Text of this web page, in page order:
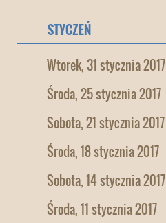
STYCZEŃ
Wtorek, 31 stycznia 2017
Środa, 25 stycznia 2017
Sobota, 21 stycznia 2017
Środa, 18 stycznia 2017
Sobota, 14 stycznia 2017
Środa, 11 stycznia 2017